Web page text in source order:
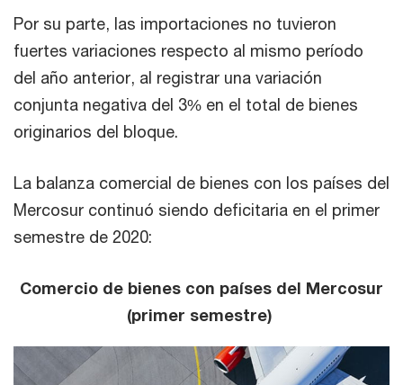
Por su parte, las importaciones no tuvieron
fuertes variaciones respecto al mismo período
del año anterior, al registrar una variación
conjunta negativa del 3% en el total de bienes
originarios del bloque.
La balanza comercial de bienes con los países del
Mercosur continuó siendo deficitaria en el primer
semestre de 2020:
Comercio de bienes con países del Mercosur
(primer semestre)